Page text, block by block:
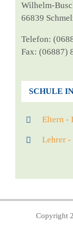
Wil­helm-
66839
Tele­fon:
Fax: (06887)
SCHULE
Eltern -
Lehrer
Copyright